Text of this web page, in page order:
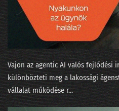
248 - Szédült
247 - Tücsök és bogár
246 - Fejlesszünk
244 - 5+1 téveszme az
Vajon az agentic AI valós fejlődési
különbözteti meg a lakossági
vállalat működése r...